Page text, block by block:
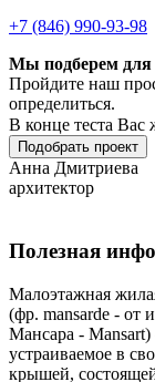
+7 (846) 990-93-98
Мы подберем для
Пройдите наш
определиться.
В конце теста
Подобрать проект
Анна Дмитриева
архитектор
Полезная
Малоэтажная
(фр. mansarde - от
Мансара -
устраиваемое в
крышей,